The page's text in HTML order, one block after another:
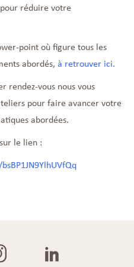
réduire votre
point où figure tous les
abordés, à retrouver ici.
rendez-vous nous vous
pour faire avancer votre
abordées.
le lien :